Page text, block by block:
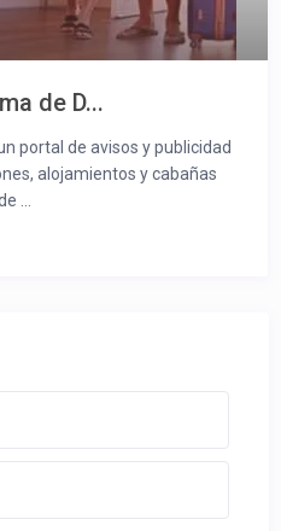
de D...
portal de avisos y publicidad
alojamientos y cabañas
...